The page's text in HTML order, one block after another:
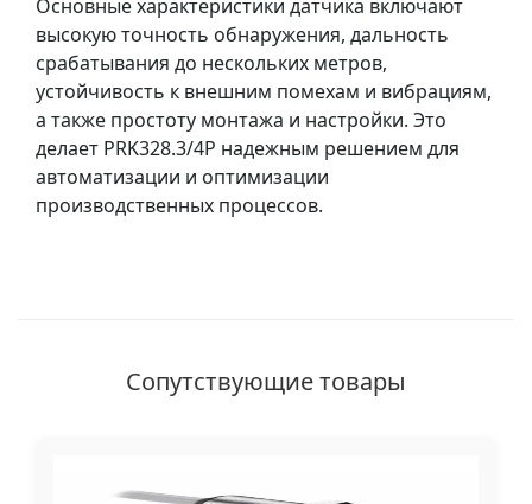
Основные характеристики датчика включают
высокую точность обнаружения, дальность
срабатывания до нескольких метров,
устойчивость к внешним помехам и вибрациям,
а также простоту монтажа и настройки. Это
делает PRK328.3/4P надежным решением для
автоматизации и оптимизации
производственных процессов.
Сопутствующие товары